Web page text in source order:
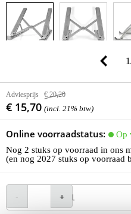
1
Adviesprijs € 20,20
€ 15,70 (incl. 21% btw)
Online voorraadstatus:
Op
Nog 2 stuks op voorraad in ons
(en nog 2027 stuks op voorraad